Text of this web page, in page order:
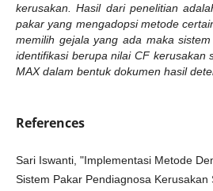
kerusakan.
Hasil dari penelitian
pakar yang mengadopsi metode
memilih gejala yang ada maka
identifikasi berupa nilai CF kerusakan
MAX dalam bentuk dokumen hasil
References
Sari Iswanti, "Implementasi Metode
Sistem Pakar Pendiagnosa Kerusakan